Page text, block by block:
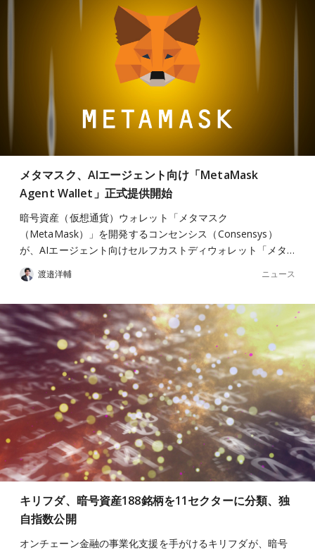
メタマスク、AIエージェント向け「MetaMask
Agent Wallet」正式提供開始
暗号資産（仮想通貨）ウォレット「メタマスク
（MetaMask）」を開発するコンセンシス（Consensys）
が、AIエージェント向けセルフカストディウォレット「メタ…
渡邉洋輔 ニュース
キリフダ、暗号資産188銘柄を11セクターに分類、独
自指数公開
オンチェーン金融の事業化支援を手がけるキリフダが、暗号